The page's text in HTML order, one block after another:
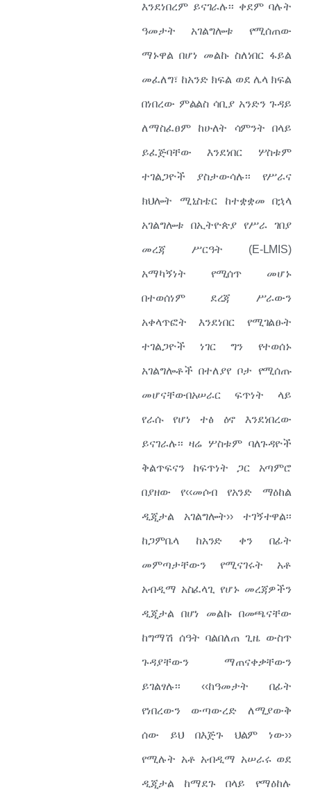
እንደነበረም ይናገራሉ፡፡ ቀደም ባሉት
ዓመታት አገልግሎቱ የሚሰጠው
ማኑዋል በሆነ መልኩ ስለነበር ፋይል
መፈለግ፣ ከአንድ ክፍል ወደ ሌላ ክፍል
በነበረው ምልልስ ሳቢያ አንድን ጉዳይ
ለማስፈፀም ከሁለት ሳምንት በላይ
ይፈጅባቸው እንደነበር ሦስቱም
ተገልጋዮች ያስታውሳሉ፡፡ የሥራና
ክህሎት ሚኒስቴር ከተቋቋመ በኋላ
አገልግሎቱ በኢትዮጵያ የሥራ ገበያ
መረጃ ሥርዓት (E-LMIS)
አማካኝነት የሚሰጥ መሆኑ
በተወሰነም ደረጃ ሥራውን
አቀላጥፎት እንደነበር የሚገልፁት
ተገልጋዮች ነገር ግን የተወሰኑ
አገልግሎቶች በተለያየ ቦታ የሚሰጡ
መሆናቸውበአሠራር ፍጥነት ላይ
የራሱ የሆነ ተፅ ዕኖ እንደነበረው
ይናገራሉ፡፡ ዛሬ ሦስቱም ባለጉዳዮች
ቅልጥፍናን ከፍጥነት ጋር አጣምሮ
በያዘው የ‹‹መሶብ የአንድ ማዕከል
ዲጂታል አገልግሎት›› ተገኝተዋል፡፡
ከጋምቤላ ከአንድ ቀን በፊት
መምጣታቸውን የሚናገሩት አቶ
አብዲማ አስፈላጊ የሆኑ መረጃዎችን
ዲጂታል በሆነ መልኩ በመጫናቸው
ከግማሽ ሰዓት ባልበለጠ ጊዜ ውስጥ
ጉዳያቸውን ማጠናቀቃቸውን
ይገልፃሉ፡፡ ‹‹ከዓመታት በፊት
የነበረውን ውጣውረድ ለሚያውቅ
ሰው ይህ በእጅጉ ህልም ነው››
የሚሉት አቶ አብዲማ አሠራሩ ወደ
ዲጂታል ከማደጉ በላይ የማዕከሉ